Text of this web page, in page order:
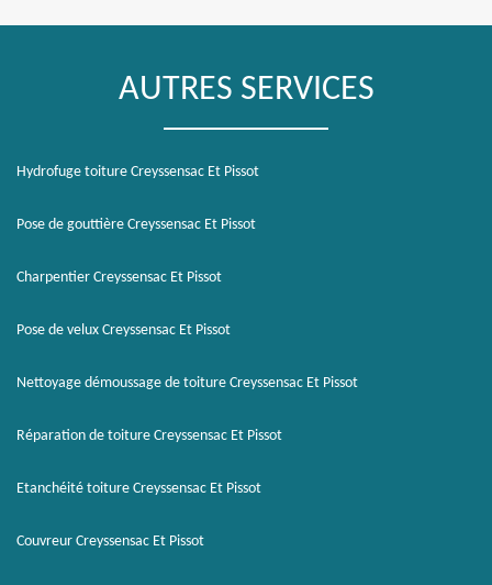
AUTRES SERVICES
Hydrofuge toiture Creyssensac Et Pissot
Pose de gouttière Creyssensac Et Pissot
Charpentier Creyssensac Et Pissot
Pose de velux Creyssensac Et Pissot
Nettoyage démoussage de toiture Creyssensac Et Pissot
Réparation de toiture Creyssensac Et Pissot
Etanchéité toiture Creyssensac Et Pissot
Couvreur Creyssensac Et Pissot